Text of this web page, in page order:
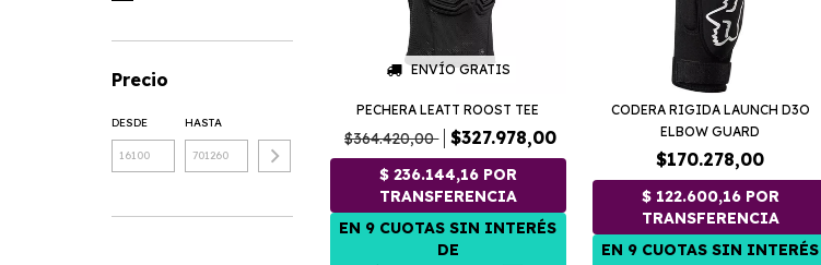
Precio
DESDE HASTA
ENVÍO GRATIS
PECHERA LEATT ROOST TEE
$364.420,00 $327.978,00
CODERA RIGIDA LAUNCH D3O
ELBOW GUARD
$170.278,00